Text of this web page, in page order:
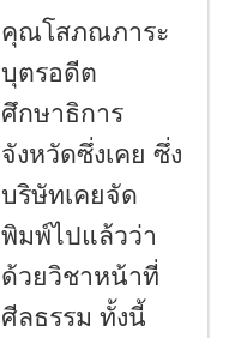
คุณโสภณภาระ
บุตรอดีต
ศึกษาธิการ
จังหวัดซึ่งเคย ซึ่ง
บริษัทเคยจัด
พิมพ์ไปแล้วว่า
ด้วยวิชาหน้าที่
ศีลธรรม ทั้งนี้